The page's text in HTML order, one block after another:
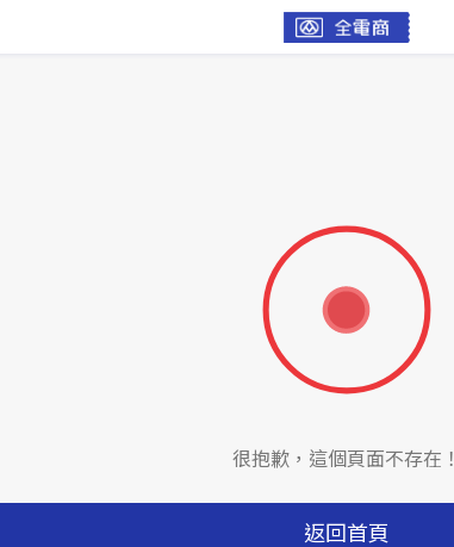
很抱歉，這個頁面不存在！
返回首頁